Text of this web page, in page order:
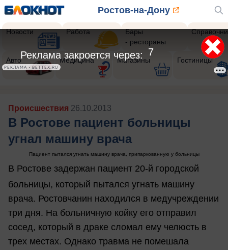
Ростов-на-Дону
Новости Работа
Бары
- рестораны
Авто Медицина Магазины Гостиницы
Происшествия 26.10.2013
В Ростове пациент больницы
угнал машину врача
Пациент пытался угнать машину врача, припаркованную у больницы
В Ростове задержан пациент 20-й городской
больницы, который пытался угнать машину
врача. Ростовчанин находился в медучреждении
три дня. На больничную койку его отправил
сосед, который в драке сломал ему челюсть в
трех местах. Однако травма не помешала
5
Реклама закроется через:
РЕКЛАМА • BETTEX.RU